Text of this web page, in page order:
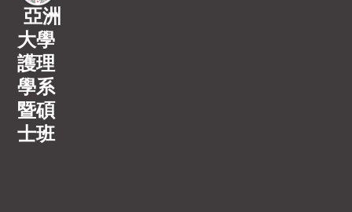
亞洲
大學
護理
學系
暨碩
士班